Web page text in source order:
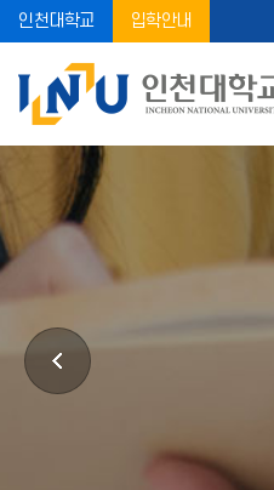
인천대학교 입학안내